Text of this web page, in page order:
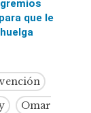
que le
Omar